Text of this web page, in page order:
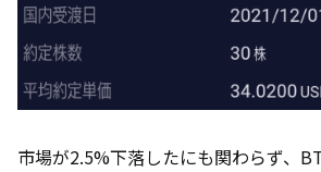
市場が2.5%下落したにも関わらず、